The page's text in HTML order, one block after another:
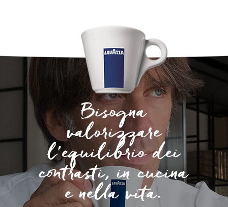
Bisogna
valorizzare
l’equilibrio dei
contrasti, in cucina
e nella vita.